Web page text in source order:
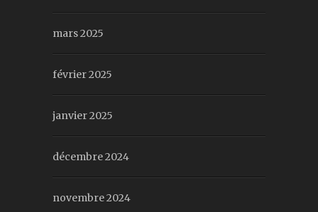
mars 2025
février 2025
janvier 2025
décembre 2024
novembre 2024